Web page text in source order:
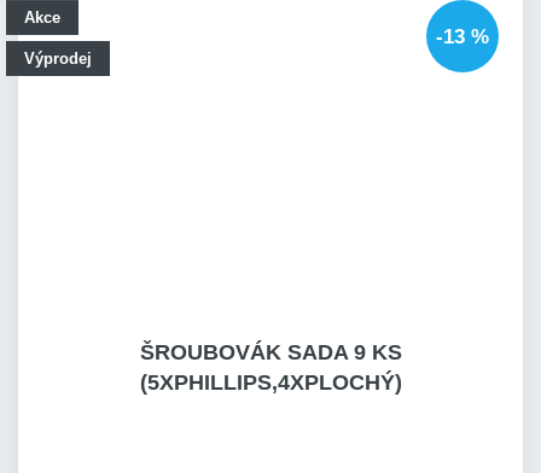
Akce
Výprodej
-13 %
ŠROUBOVÁK SADA 9 KS
(5XPHILLIPS,4XPLOCHÝ)